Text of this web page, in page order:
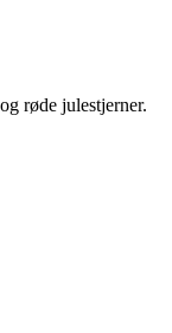
røde jule­stjerner.